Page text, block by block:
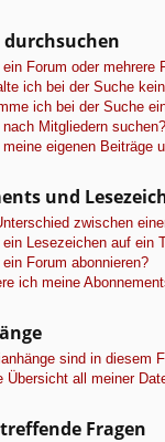
durchsuchen
Forum oder mehrere
ich bei der Suche
ich bei der Suche
Mitgliedern suchen?
eigenen Beiträge
und
zwischen
Lesezeichen auf ein
Forum abonnieren?
ich meine
sind in diesem
Übersicht all meiner
Fragen